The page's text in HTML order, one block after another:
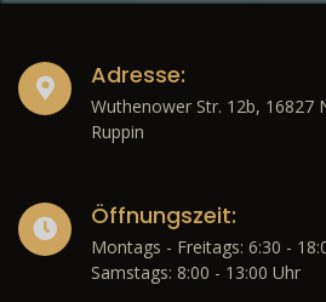
Adresse:
Wuthenower Str. 12b, 16827
Ruppin
Öffnungszeit:
Montags - Freitags: 6:30 -
Samstags: 8:00 - 13:00 Uhr